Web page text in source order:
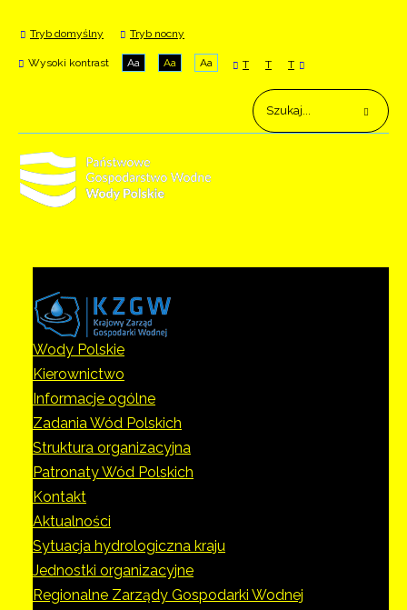
Tryb domyślny Tryb nocny
Wysoki kontrast Aa Aa Aa T T T
Wody Polskie
Kierownictwo
Informacje ogólne
Zadania Wód Polskich
Struktura organizacyjna
Patronaty Wód Polskich
Kontakt
Aktualności
Sytuacja hydrologiczna kraju
Jednostki organizacyjne
Regionalne Zarządy Gospodarki Wodnej